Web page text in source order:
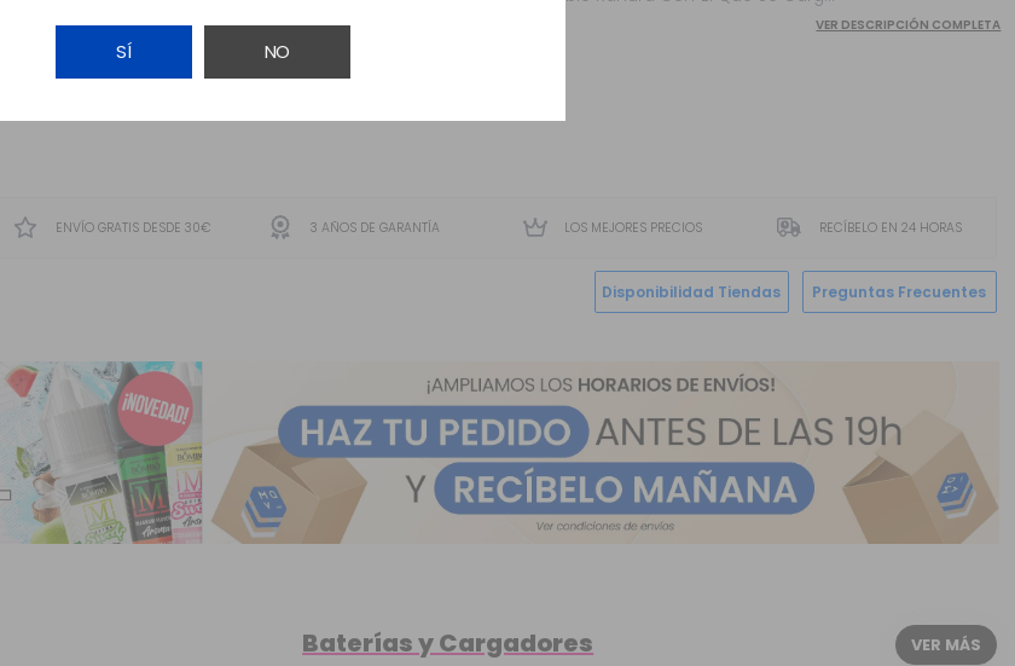
SÍ NO
VER DESCRIPCIÓN COMPLETA
ENVÍO GRATIS DESDE 30€ 3 AÑOS DE GARANTÍA LOS MEJORES PRECIOS RECÍBELO EN 24 HORAS
Disponibilidad Tiendas Preguntas Frecuentes
Baterías y Cargadores VER MÁS